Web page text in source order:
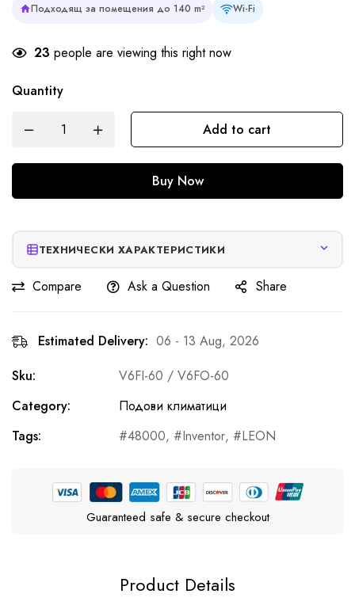
Подходящ за помещения до 140 m² Wi-Fi
23 people are viewing this right now
Quantity
Add to cart
Buy Now
ТЕХНИЧЕСКИ ХАРАКТЕРИСТИКИ
Compare Ask a Question Share
Estimated Delivery: 06 - 13 Aug, 2026
Sku:
V6FI-60 / V6FO-60
Category:
Подови климатици
Tags:
48000, Inventor, LEON
Guaranteed safe & secure checkout
Product Details